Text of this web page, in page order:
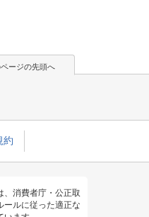
ページの先頭へ
約
、消費者庁・公正取
ールに従った適正な